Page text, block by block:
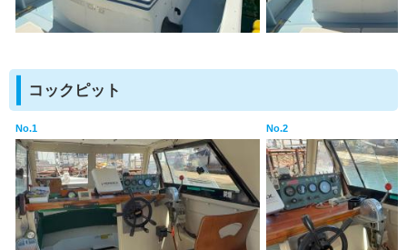
コックピット
No.1 No.2